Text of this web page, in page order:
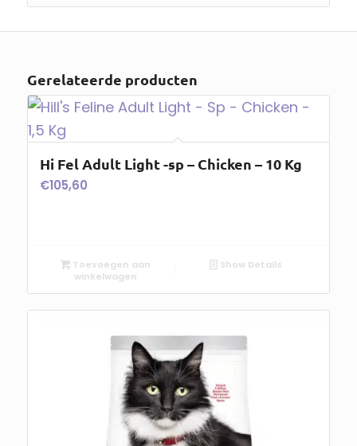
Gerelateerde producten
Hi Fel Adult Light -sp – Chicken – 10 Kg
€105,60
Toevoegen aan
winkelwagen
Show Details